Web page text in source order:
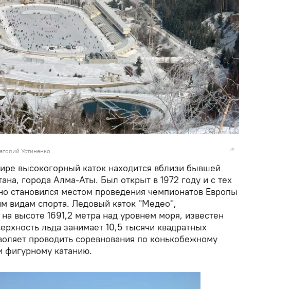
Устиненко
высокогорный каток находится вблизи бывшей
города Алма-Аты. Был открыт в 1972 году и с тех
становился местом проведения чемпионатов Европы
видам спорта. Ледовый каток "Медео",
высоте 1691,2 метра над уровнем моря, известен
льда занимает 10,5 тысячи квадратных
проводить соревнования по конькобежному
фигурному катанию.